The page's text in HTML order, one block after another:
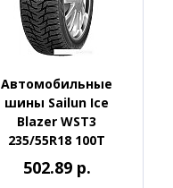
Автомобильные
шины Sailun Ice
Blazer WST3
235/55R18 100T
502.89 р.